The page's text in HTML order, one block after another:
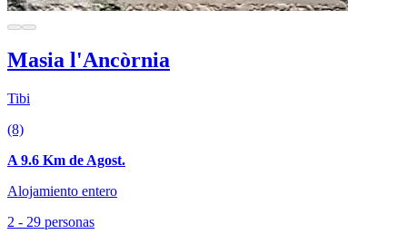
Masia l'Ancòrnia
Tibi
(8)
A 9.6 Km de Agost.
Alojamiento entero
2 - 29 personas